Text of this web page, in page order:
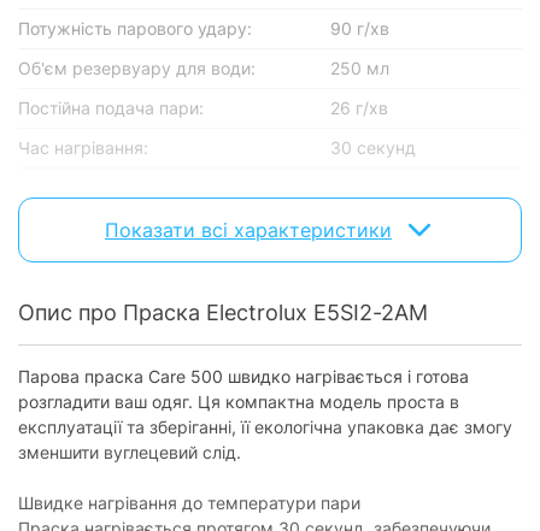
Потужність парового удару:
90 г/хв
Об'єм резервуару для води:
250 мл
Постійна подача пари:
26 г/хв
Час нагрівання:
30 секунд
Основнi характеристики
Тип підключення:
дротовий
Матеріал підошви:
нержавіюча сталь
Використання пари
Постійна пара:
є
Паровий удар:
Розбризкування (спрей):
Показати всі характеристики
Опис про Праска Electrolux E5SI2-2AM
Парова праска Care 500 швидко нагрівається і готова
розгладити ваш одяг. Ця компактна модель проста в
експлуатації та зберіганні, її екологічна упаковка дає змогу
зменшити вуглецевий слід.
Швидке нагрівання до температури пари